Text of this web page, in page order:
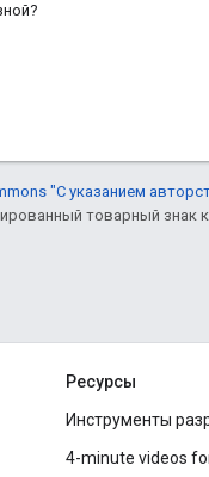
"С указанием
товарный знак
Ресурсы
Инструменты
4-minute videos